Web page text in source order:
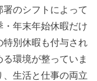
のシフトによって
年末年始休暇だけ
特別休暇も付与され
環境が整っていま
生活と仕事の両立